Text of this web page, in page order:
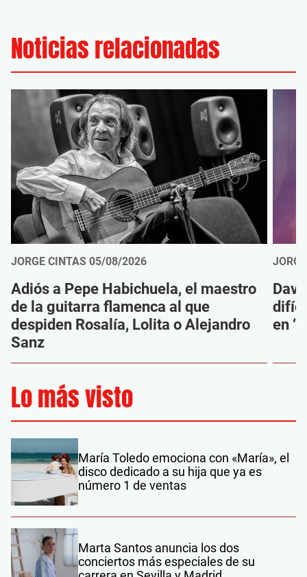
Noticias relacionadas
JORGE CINTAS 05/08/2026
Adiós a Pepe Habichuela, el maestro
de la guitarra flamenca al que
despiden Rosalía, Lolita o Alejandro
Sanz
en
Lo más visto
María Toledo emociona con «María», el
disco dedicado a su hija que ya es
número 1 de ventas
Marta Santos anuncia los dos
conciertos más especiales de su